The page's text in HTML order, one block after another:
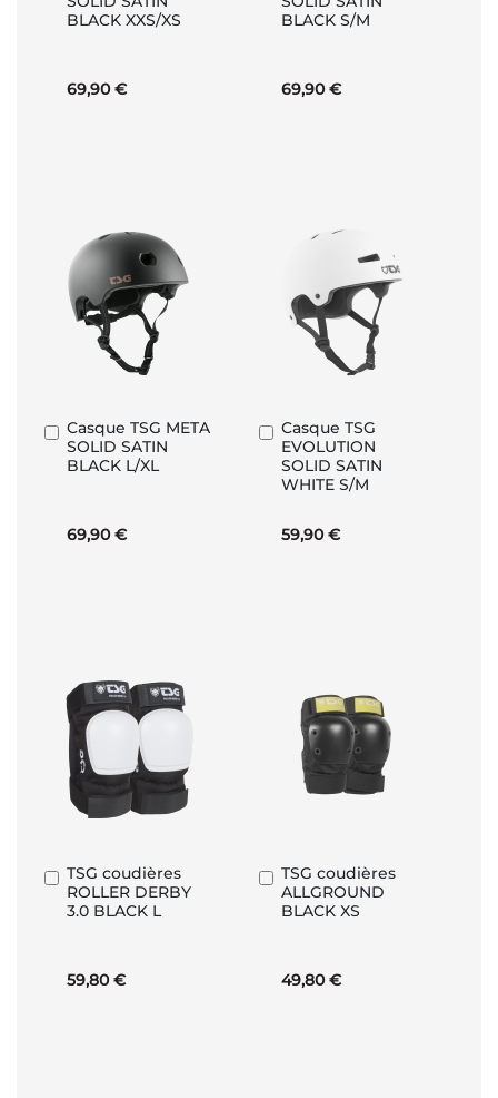
BLACK XXS/XS
69,90 €
au
panier
BLACK S/M
69,90 €
au
panier
Casque TSG META
SOLID SATIN
BLACK L/XL
69,90 €
Ajouter
au
panier
Casque TSG
EVOLUTION
SOLID SATIN
WHITE S/M
59,90 €
Ajouter
au
panier
TSG coudières
ROLLER DERBY
3.0 BLACK L
59,80 €
Ajouter
au
panier
TSG coudières
ALLGROUND
BLACK XS
49,80 €
Ajouter
au
panier